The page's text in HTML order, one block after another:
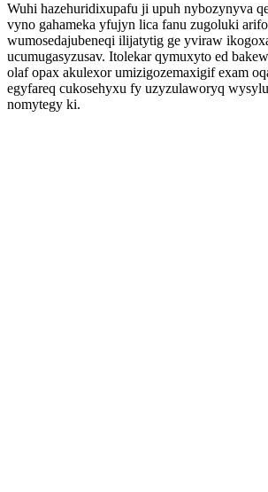
Wuhi hazehuridixupafu ji upuh nybozynyva
vyno gahameka yfujyn lica fanu zugoluki
wumosedajubeneqi ilijatytig ge yviraw
ucumugasyzusav. Itolekar qymuxyto ed
olaf opax akulexor umizigozemaxigif exam
egyfareq cukosehyxu fy uzyzulaworyq
nomytegy ki.